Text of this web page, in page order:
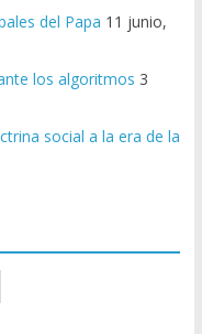
del Papa 11 junio,
los algoritmos 3
social a la era de la